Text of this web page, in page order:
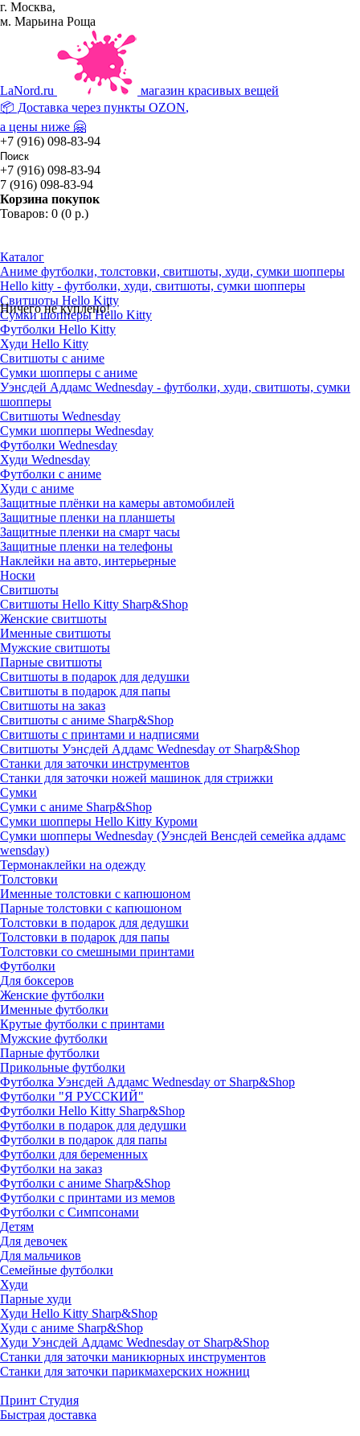
г. Москва,
м. Марьина Роща
LaNord.ru
магазин красивых вещей
📦 Доставка через пункты OZON,
а цены ниже 🤗
+7 (916) 098-83-94
+7 (916) 098-83-94
7 (916) 098-83-94
Корзина покупок
Товаров: 0 (0 р.)
Ничего не куплено!
Каталог
Аниме футболки, толстовки, свитшоты, худи, сумки шопперы
Hello kitty - футболки, худи, свитшоты, сумки шопперы
Свитшоты Hello Kitty
Сумки шопперы Hello Kitty
Футболки Hello Kitty
Худи Hello Kitty
Свитшоты с аниме
Сумки шопперы с аниме
Уэнсдей Аддамс Wednesday - футболки, худи, свитшоты, сумки
шопперы
Свитшоты Wednesday
Сумки шопперы Wednesday
Футболки Wednesday
Худи Wednesday
Футболки с аниме
Худи с аниме
Защитные плёнки на камеры автомобилей
Защитные пленки на планшеты
Защитные пленки на смарт часы
Защитные пленки на телефоны
Наклейки на авто, интерьерные
Носки
Свитшоты
Cвитшоты Hello Kitty Sharp&Shop
Женские свитшоты
Именные свитшоты
Мужские свитшоты
Парные свитшоты
Свитшоты в подарок для дедушки
Свитшоты в подарок для папы
Свитшоты на заказ
Свитшоты с аниме Sharp&Shop
Свитшоты с принтами и надписями
Свитшоты Уэнсдей Аддамс Wednesday от Sharp&Shop
Станки для заточки инструментов
Станки для заточки ножей машинок для стрижки
Сумки
Сумки с аниме Sharp&Shop
Сумки шопперы Hello Kitty Куроми
Сумки шопперы Wednesday (Уэнсдей Венсдей семейка аддамс
wensday)
Термонаклейки на одежду
Толстовки
Именные толстовки с капюшоном
Парные толстовки с капюшоном
Толстовки в подарок для дедушки
Толстовки в подарок для папы
Толстовки со смешными принтами
Футболки
Для боксеров
Женские футболки
Именные футболки
Крутые футболки с принтами
Мужские футболки
Парные футболки
Прикольные футболки
Футболка Уэнсдей Аддамс Wednesday от Sharp&Shop
Футболки "Я РУССКИЙ"
Футболки Hello Kitty Sharp&Shop
Футболки в подарок для дедушки
Футболки в подарок для папы
Футболки для беременных
Футболки на заказ
Футболки с аниме Sharp&Shop
Футболки с принтами из мемов
Футболки с Симпсонами
Детям
Для девочек
Для мальчиков
Семейные футболки
Худи
Парные худи
Худи Hello Kitty Sharp&Shop
Худи с аниме Sharp&Shop
Худи Уэнсдей Аддамс Wednesday от Sharp&Shop
Станки для заточки маникюрных инструментов
Станки для заточки парикмахерских ножниц
Принт Студия
Быстрая доставка